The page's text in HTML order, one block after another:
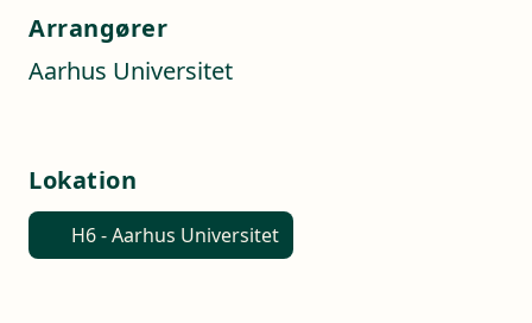
Arrangører
Aarhus Universitet
Lokation
H6 - Aarhus Universitet